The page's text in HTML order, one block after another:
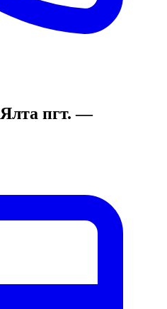
Ялта пгт. —